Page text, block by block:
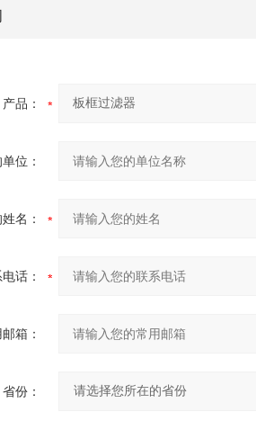
产品：
位：
名：
话：
箱：
省份：